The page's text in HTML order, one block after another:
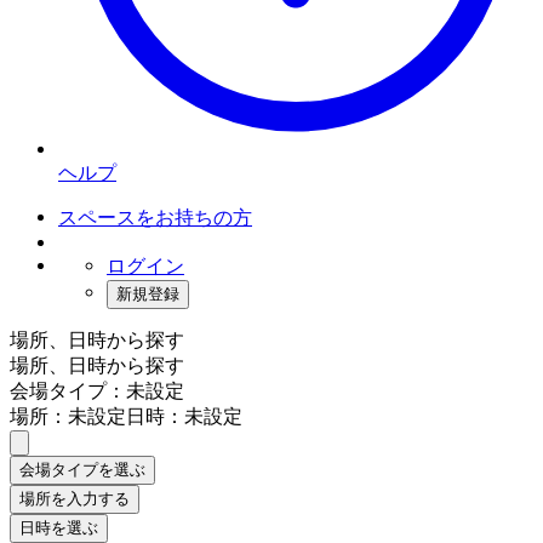
ヘルプ
スペースをお持ちの方
ログイン
新規登録
場所、日時から探す
場所、日時から探す
会場タイプ：未設定
場所：未設定日時：未設定
会場タイプを選ぶ
場所を入力する
日時を選ぶ